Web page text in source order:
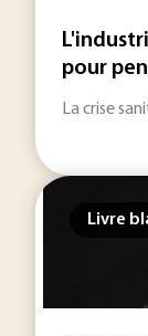
pour
La crise
Livre